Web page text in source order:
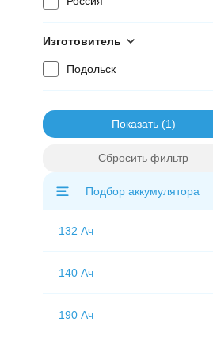
Изготовитель
Подольск
Показать
Сбросить фильтр
Подбор аккумулятора
132 Ач
140 Ач
190 Ач